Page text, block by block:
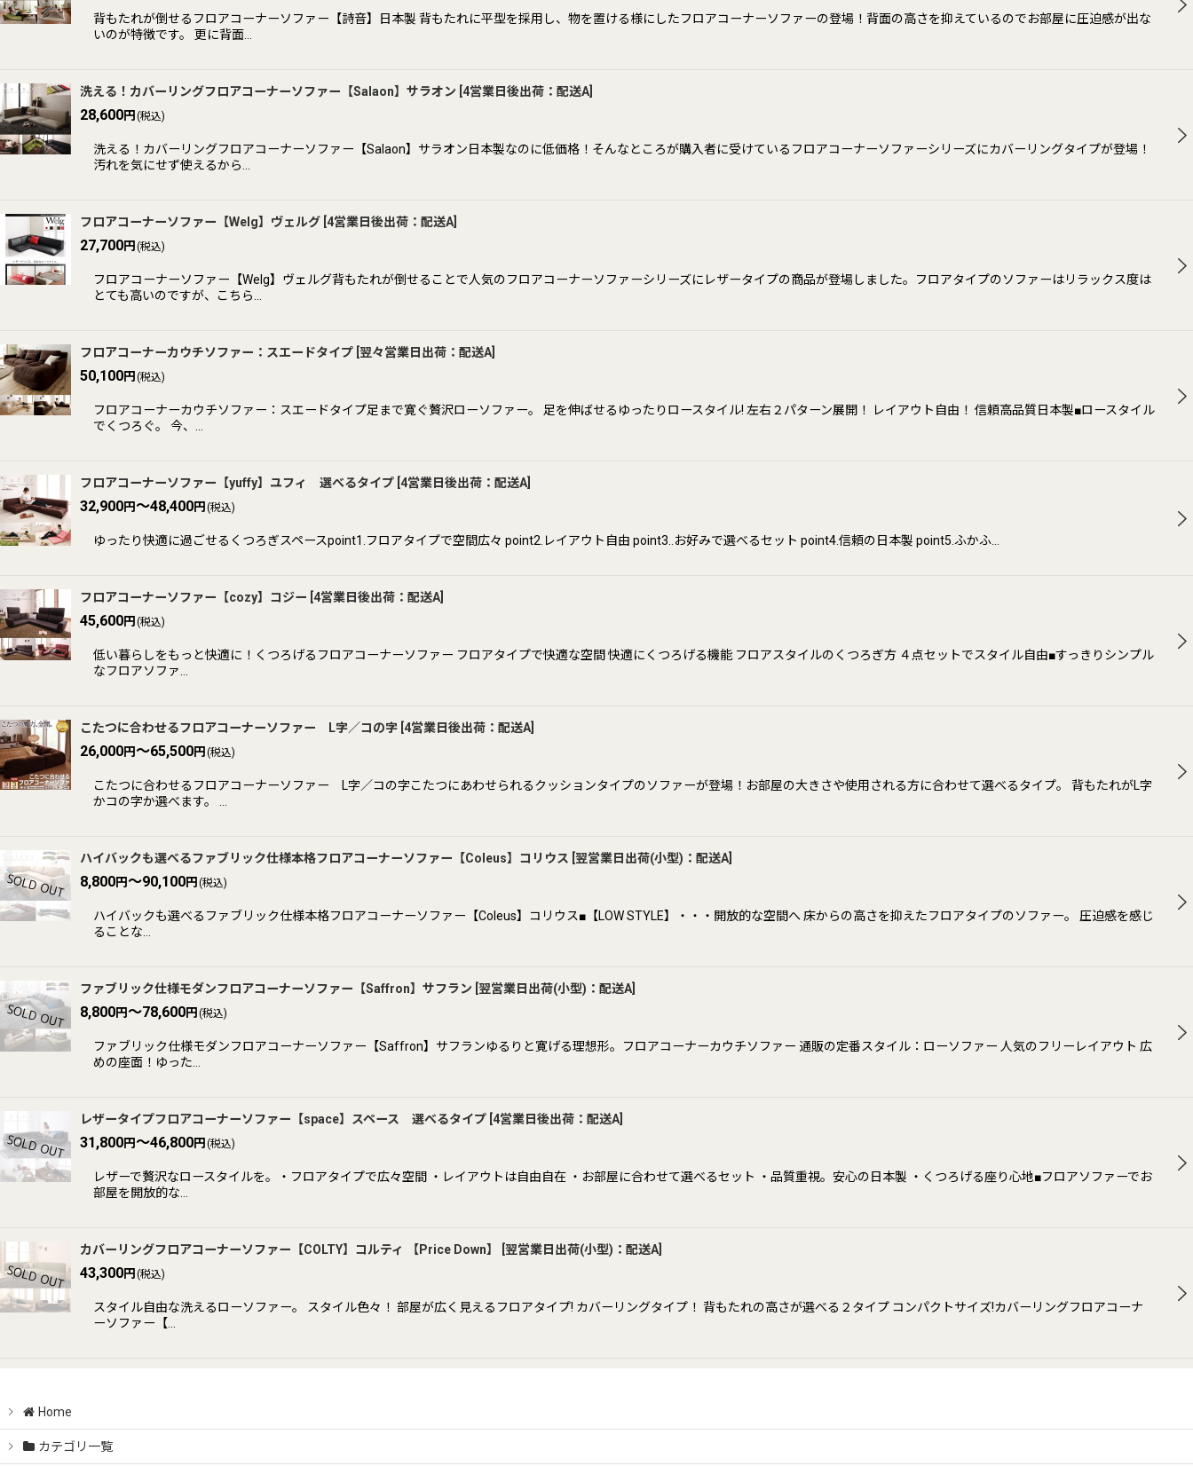
背もたれが倒せるフロアコーナーソファー【詩音】日本製 背もたれに平型を採用し、物を置ける様にしたフロアコーナーソファーの登場！背面の高さを抑えているのでお部屋に圧迫感が出な
いのが特徴です。 更に背面…
洗える！カバーリングフロアコーナーソファー【Salaon】サラオン 4営業日後出荷：配送A
28,600円 (税込)
洗える！カバーリングフロアコーナーソファー【Salaon】サラオン日本製なのに低価格！そんなところが購入者に受けているフロアコーナーソファーシリーズにカバーリングタイプが登場！
汚れを気にせず使えるから…
フロアコーナーソファー【Welg】ヴェルグ 4営業日後出荷：配送A
27,700円 (税込)
フロアコーナーソファー【Welg】ヴェルグ背もたれが倒せることで人気のフロアコーナーソファーシリーズにレザータイプの商品が登場しました。フロアタイプのソファーはリラックス度は
とても高いのですが、こちら…
フロアコーナーカウチソファー：スエードタイプ 翌々営業日出荷：配送A
50,100円 (税込)
フロアコーナーカウチソファー：スエードタイプ足まで寛ぐ贅沢ローソファー。 足を伸ばせるゆったりロースタイル! 左右２パターン展開！ レイアウト自由！ 信頼高品質日本製■ロースタイル
でくつろぐ。 今、…
フロアコーナーソファー【yuffy】ユフィ 選べるタイプ 4営業日後出荷：配送A
32,900円～48,400円 (税込)
ゆったり快適に過ごせるくつろぎスペースpoint1.フロアタイプで空間広々 point2.レイアウト自由 point3..お好みで選べるセット point4.信頼の日本製 point5.ふかふ…
フロアコーナーソファー【cozy】コジー 4営業日後出荷：配送A
45,600円 (税込)
低い暮らしをもっと快適に！くつろげるフロアコーナーソファー フロアタイプで快適な空間 快適にくつろげる機能 フロアスタイルのくつろぎ方 ４点セットでスタイル自由■すっきりシンプル
なフロアソファ…
こたつに合わせるフロアコーナーソファー L字／コの字 4営業日後出荷：配送A
26,000円～65,500円 (税込)
こたつに合わせるフロアコーナーソファー L字／コの字こたつにあわせられるクッションタイプのソファーが登場！お部屋の大きさや使用される方に合わせて選べるタイプ。 背もたれがL字
かコの字か選べます。 …
ハイバックも選べるファブリック仕様本格フロアコーナーソファー【Coleus】コリウス 翌営業日出荷(小型)：配送A
8,800円～90,100円 (税込)
ハイバックも選べるファブリック仕様本格フロアコーナーソファー【Coleus】コリウス■【LOW STYLE】・・・開放的な空間へ 床からの高さを抑えたフロアタイプのソファー。 圧迫感を感じ
ることな…
ファブリック仕様モダンフロアコーナーソファー【Saffron】サフラン 翌営業日出荷(小型)：配送A
8,800円～78,600円 (税込)
ファブリック仕様モダンフロアコーナーソファー【Saffron】サフランゆるりと寛げる理想形。フロアコーナーカウチソファー 通販の定番スタイル：ローソファー 人気のフリーレイアウト 広
めの座面！ゆった…
レザータイプフロアコーナーソファー【space】スペース 選べるタイプ 4営業日後出荷：配送A
31,800円～46,800円 (税込)
レザーで贅沢なロースタイルを。・フロアタイプで広々空間 ・レイアウトは自由自在 ・お部屋に合わせて選べるセット ・品質重視。安心の日本製 ・くつろげる座り心地■フロアソファーでお
部屋を開放的な…
カバーリングフロアコーナーソファー【COLTY】コルティ 【Price Down】 翌営業日出荷(小型)：配送A
43,300円 (税込)
スタイル自由な洗えるローソファー。 スタイル色々！ 部屋が広く見えるフロアタイプ! カバーリングタイプ！ 背もたれの高さが選べる２タイプ コンパクトサイズ!カバーリングフロアコーナ
ーソファー【…
Home
カテゴリ一覧